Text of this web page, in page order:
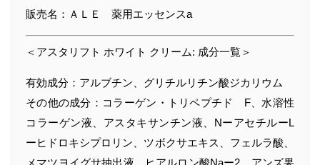
販売名：ＡＬＥ 薬用エッセンスa
＜アスタリフト ホワイト クリーム: 成分一覧＞
有効成分：アルブチン、グリチルリチン酸ジカリウム
その他の成分：コラーゲン・トリペプチド F、水溶性
コラーゲン液、アスタキサンチン液、NーアセチルーL
ーヒドロキシプロリン、ツボクサエキス、フェルラ酸、
メマツヨイグサ抽出液、ヒアルロン酸Naー2、アンズ果